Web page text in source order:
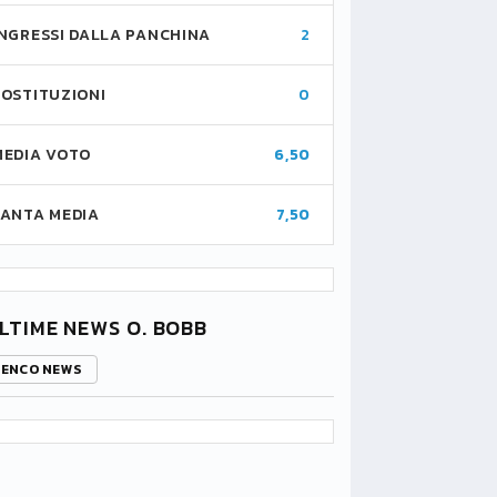
DALLA PANCHINA 2
0
VOTO 6,50
MEDIA 7,50
NEWS O. BOBB
NEWS